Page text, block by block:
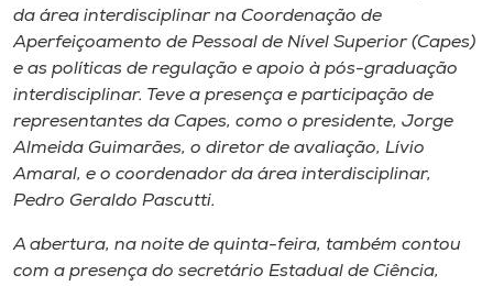
Rádio
Museu
Unoesc
Store
da área interdisciplinar na Coordenação de
Aperfeiçoamento de Pessoal de Nível Superior (Capes)
e as políticas de regulação e apoio à pós-graduação
interdisciplinar. Teve a presença e participação de
representantes da Capes, como o presidente, Jorge
Almeida Guimarães, o diretor de avaliação, Lívio
Amaral, e o coordenador da área interdisciplinar,
Pedro Geraldo Pascutti.
A abertura, na noite de quinta-feira, também contou
com a presença do secretário Estadual de Ciência,